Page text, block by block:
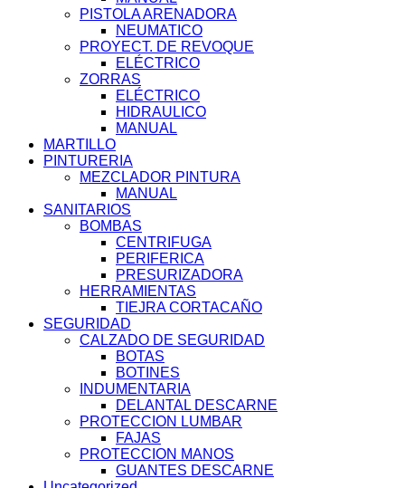
PISTOLA ARENADORA
NEUMATICO
PROYECT. DE REVOQUE
ELÉCTRICO
ZORRAS
ELÉCTRICO
HIDRAULICO
MANUAL
MARTILLO
PINTURERIA
MEZCLADOR PINTURA
MANUAL
SANITARIOS
BOMBAS
CENTRIFUGA
PERIFERICA
PRESURIZADORA
HERRAMIENTAS
TIEJRA CORTACAÑO
SEGURIDAD
CALZADO DE SEGURIDAD
BOTAS
BOTINES
INDUMENTARIA
DELANTAL DESCARNE
PROTECCION LUMBAR
FAJAS
PROTECCION MANOS
GUANTES DESCARNE